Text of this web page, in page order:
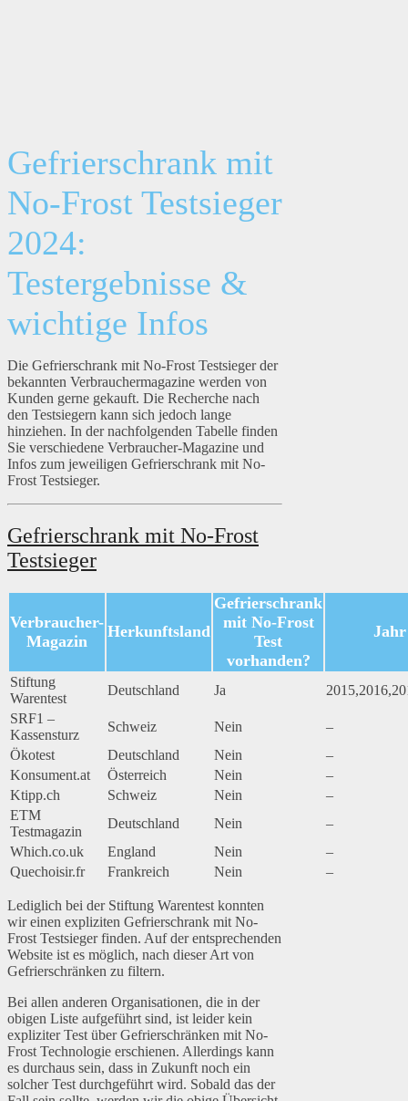
Gefrierschrank mit
No-Frost Testsieger
2024:
Testergebnisse &
wichtige Infos
Die Gefrierschrank mit No-Frost Testsieger der
bekannten Verbrauchermagazine werden von
Kunden gerne gekauft. Die Recherche nach
den Testsiegern kann sich jedoch lange
hinziehen. In der nachfolgenden Tabelle finden
Sie verschiedene Verbraucher-Magazine und
Infos zum jeweiligen Gefrierschrank mit No-
Frost Testsieger.
Gefrierschrank mit No-Frost
Testsieger
Verbraucher-
Magazin
Herkunftsland
Gefrierschrank
mit No-Frost
Test
vorhanden?
Jahr
Stiftung
Warentest
Deutschland Ja
SRF1 –
Kassensturz
Schweiz Nein
–
Ökotest
Deutschland Nein
–
Konsument.at
Österreich Nein
–
Ktipp.ch
Schweiz Nein
–
ETM
Testmagazin
Deutschland Nein
–
Which.co.uk
England Nein
–
Quechoisir.fr
Frankreich Nein –
Lediglich bei der Stiftung Warentest konnten
wir einen expliziten Gefrierschrank mit No-
Frost Testsieger finden. Auf der entsprechenden
Website ist es möglich, nach dieser Art von
Gefrierschränken zu filtern.
Bei allen anderen Organisationen, die in der
obigen Liste aufgeführt sind, ist leider kein
expliziter Test über Gefrierschränken mit No-
Frost Technologie erschienen. Allerdings kann
es durchaus sein, dass in Zukunft noch ein
solcher Test durchgeführt wird. Sobald das der